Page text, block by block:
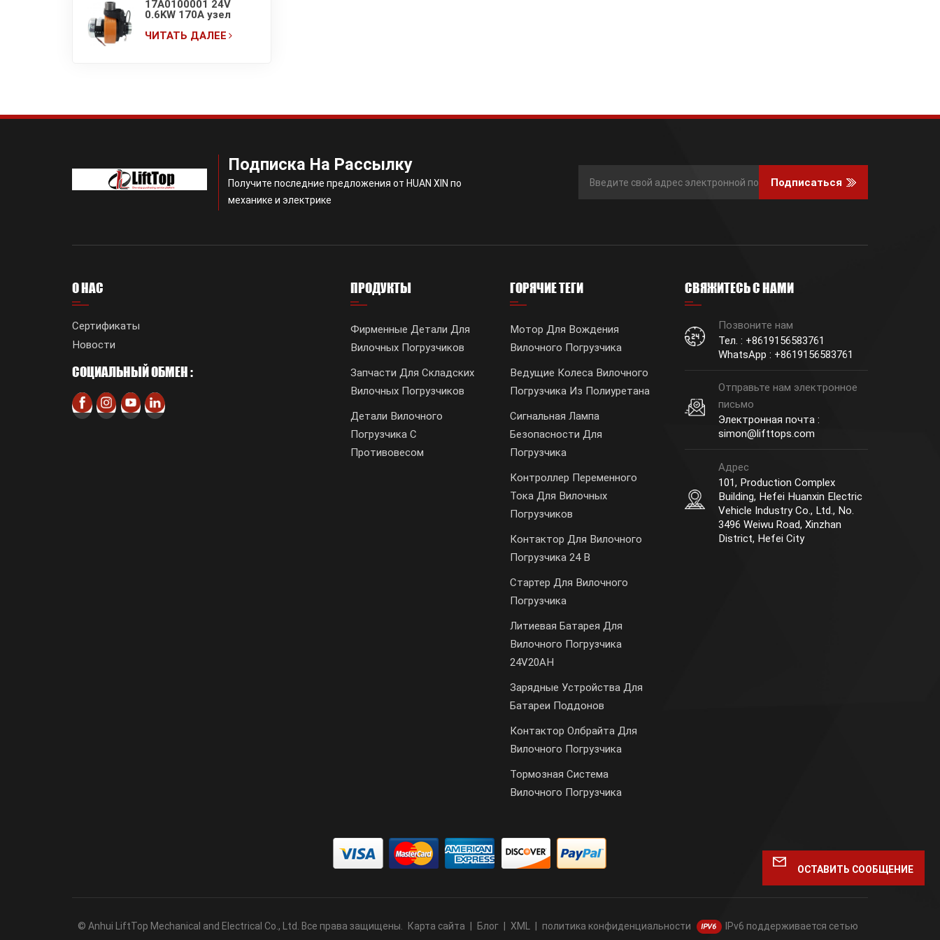
17A0100001 24V
0.6KW 170A узел
электрической
ЧИТАТЬ ДАЛЕЕ
Подписка На Рассылку
Получите последние предложения от HUAN XIN по
механике и электрике
Подписаться
О НАС
Сертификаты
Новости
СОЦИАЛЬНЫЙ ОБМЕН :
ПРОДУКТЫ
Фирменные Детали Для
Вилочных Погрузчиков
Запчасти Для Складских
Вилочных Погрузчиков
Детали Вилочного
Погрузчика С
Противовесом
ГОРЯЧИЕ ТЕГИ
Мотор Для Вождения
Вилочного Погрузчика
Ведущие Колеса Вилочного
Погрузчика Из Полиуретана
Сигнальная Лампа
Безопасности Для
Погрузчика
Контроллер Переменного
Тока Для Вилочных
Погрузчиков
Контактор Для Вилочного
Погрузчика 24 В
Стартер Для Вилочного
Погрузчика
Литиевая Батарея Для
Вилочного Погрузчика
24V20AH
Зарядные Устройства Для
Батареи Поддонов
Контактор Олбрайта Для
Вилочного Погрузчика
Тормозная Система
Вилочного Погрузчика
СВЯЖИТЕСЬ С НАМИ
Позвоните нам
Тел. : +8619156583761
WhatsApp : +8619156583761
Отправьте нам электронное
письмо
Электронная почта :
simon@lifttops.com
Адрес
101, Production Complex
Building, Hefei Huanxin Electric
Vehicle Industry Co., Ltd., No.
3496 Weiwu Road, Xinzhan
District, Hefei City
© Anhui LiftTop Mechanical and Electrical Co., Ltd. Все права защищены. Карта сайта Блог XML политика конфиденциальности IPv6 поддерживается сетью
ОСТАВИТЬ СООБЩЕНИЕ